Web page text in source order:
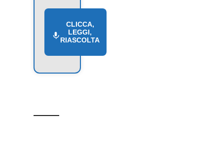
CLICCA,
LEGGI,
RIASCOLTA